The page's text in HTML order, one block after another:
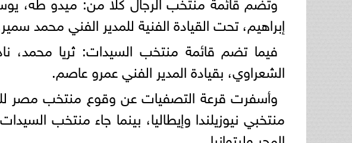
إبراهيم، تحت القيادة الفنية للمدير الفني محمد
فيما تضم قائمة منتخب السيدات: ثريا محمد،
الشعراوي، بقيادة المدير الفني عمرو عاصم.
وأسفرت قرعة التصفيات عن وقوع منتخب مصر
منتخبي نيوزيلندا وإيطاليا، بينما جاء منتخب